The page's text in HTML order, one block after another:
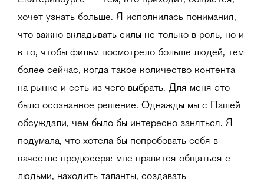
хочет узнать больше. Я исполнилась понимания,
что важно вкладывать силы не только в роль, но и
в то, чтобы фильм посмотрело больше людей, тем
более сейчас, когда такое количество контента
на рынке и есть из чего выбрать. Для меня это
было осознанное решение. Однажды мы с Пашей
обсуждали, чем было бы интересно заняться. Я
подумала, что хотела бы попробовать себя в
качестве продюсера: мне нравится общаться с
людьми, находить таланты, создавать